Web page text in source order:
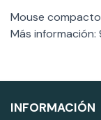
Mouse
Más
INFORMACIÓN